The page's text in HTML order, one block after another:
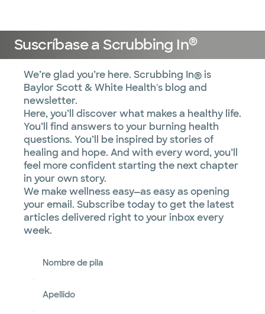
Suscríbase a Scrubbing In®
We’re glad you’re here. Scrubbing In® is
Baylor Scott & White Health's blog and
newsletter.
Here, you’ll discover what makes a healthy life.
You’ll find answers to your burning health
questions. You’ll be inspired by stories of
healing and hope. And with every word, you’ll
feel more confident starting the next chapter
in your own story.
We make wellness easy—as easy as opening
your email. Subscribe today to get the latest
articles delivered right to your inbox every
week.
Nombre de pila
Apellido